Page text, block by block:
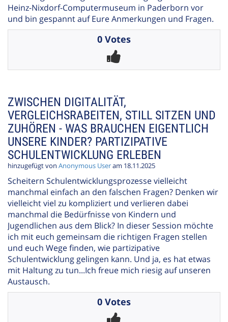
Heinz-Nixdorf-Computermuseum in Paderborn vor
und bin gespannt auf Eure Anmerkungen und Fragen.
0 Votes
ZWISCHEN DIGITALITÄT,
VERGLEICHSRABEITEN, STILL SITZEN UND
ZUHÖREN - WAS BRAUCHEN EIGENTLICH
UNSERE KINDER? PARTIZIPATIVE
SCHULENTWICKLUNG ERLEBEN
hinzugefügt von Anonymous Useram 18.11.2025
Scheitern Schulentwicklungsprozesse vielleicht
manchmal einfach an den falschen Fragen? Denken wir
vielleicht viel zu kompliziert und verlieren dabei
manchmal die Bedürfnisse von Kindern und
Jugendlichen aus dem Blick? In dieser Session möchte
ich mit euch gemeinsam die richtigen Fragen stellen
und euch Wege finden, wie partizipative
Schulentwicklung gelingen kann. Und ja, es hat etwas
mit Haltung zu tun...Ich freue mich riesig auf unseren
Austausch.
0 Votes